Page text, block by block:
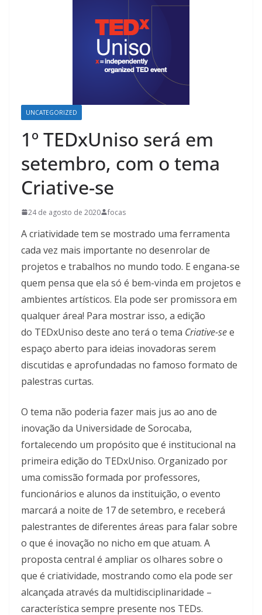
UNCATEGORIZED
1º TEDxUniso será em
setembro, com o tema
Criative-se
24 de agosto de 2020 focas
A criatividade tem se mostrado uma ferramenta
cada vez mais importante no desenrolar de
projetos e trabalhos no mundo todo. E engana-se
quem pensa que ela só é bem-vinda em projetos e
ambientes artísticos. Ela pode ser promissora em
qualquer área! Para mostrar isso, a edição
do TEDxUniso deste ano terá o tema Criative-see
espaço aberto para ideias inovadoras serem
discutidas e aprofundadas no famoso formato de
palestras curtas.
O tema não poderia fazer mais jus ao ano de
inovação da Universidade de Sorocaba,
fortalecendo um propósito que é institucional na
primeira edição do TEDxUniso. Organizado por
uma comissão formada por professores,
funcionários e alunos da instituição, o evento
marcará a noite de 17 de setembro, e receberá
palestrantes de diferentes áreas para falar sobre
o que é inovação no nicho em que atuam. A
proposta central é ampliar os olhares sobre o
que é criatividade, mostrando como ela pode ser
alcançada através da multidisciplinaridade –
característica sempre presente nos TEDs.